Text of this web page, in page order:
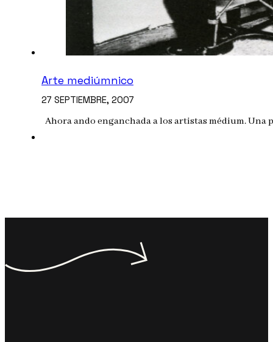
Arte mediúmnico
27 SEPTIEMBRE, 2007
Ahora ando enganchada a los artistas médium.